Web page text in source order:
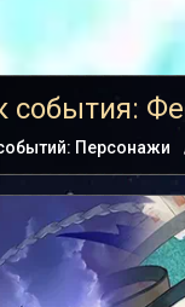
Персонажи